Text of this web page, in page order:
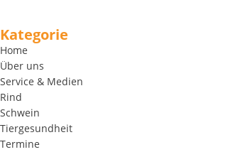
Kategorie
Home
Über uns
Service & Medien
Rind
Schwein
Tiergesundheit
Termine